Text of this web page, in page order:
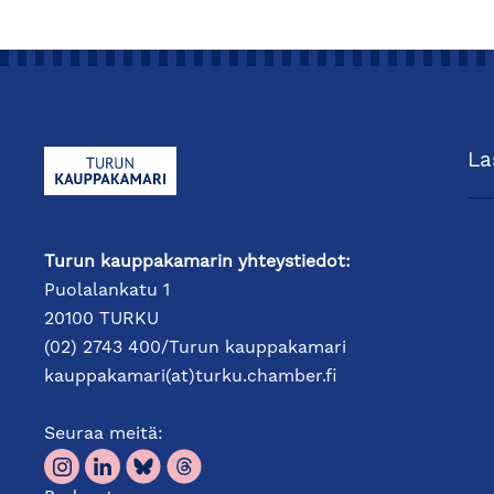
Turun kauppakamarin yhteystiedot:
Puolalankatu 1
20100 TURKU
(02) 2743 400/Turun kauppakamari
kauppakamari(at)turku.chamber.fi
Seuraa meitä: